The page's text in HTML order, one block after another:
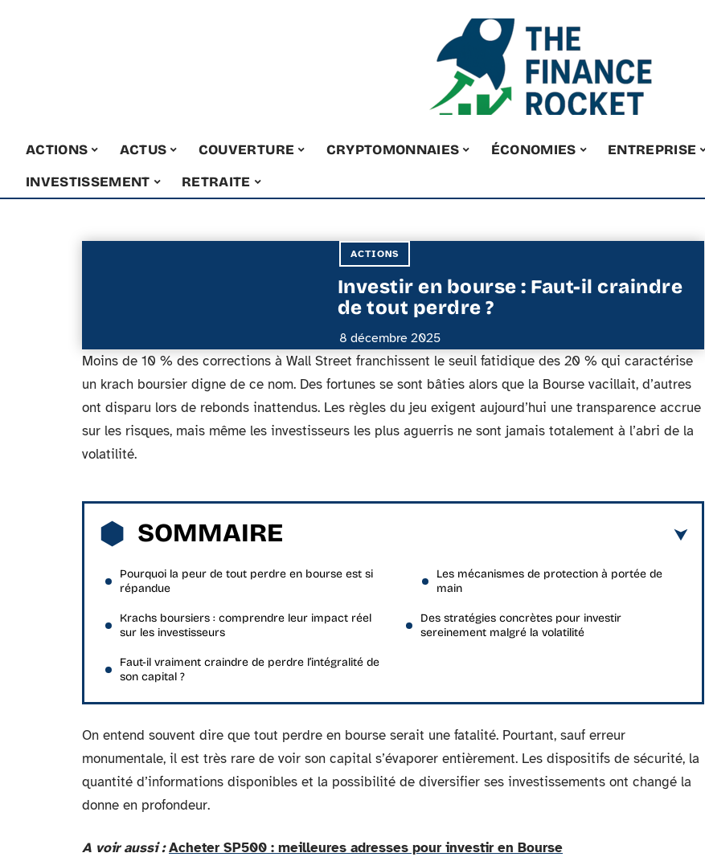
ACTIONS ACTUS COUVERTURE CRYPTOMONNAIES ÉCONOMIES ENTREPRISE
INVESTISSEMENT
RETRAITE
ACTIONS
Investir en bourse : Faut-il craindre
de tout perdre ?
8 décembre 2025
Moins de 10 % des corrections à Wall Street franchissent le seuil fatidique des 20 % qui caractérise
un krach boursier digne de ce nom. Des fortunes se sont bâties alors que la Bourse vacillait, d’autres
ont disparu lors de rebonds inattendus. Les règles du jeu exigent aujourd’hui une transparence accrue
sur les risques, mais même les investisseurs les plus aguerris ne sont jamais totalement à l’abri de la
volatilité.
SOMMAIRE
Pourquoi la peur de tout perdre en bourse est si
répandue
Krachs boursiers : comprendre leur impact réel
sur les investisseurs
Faut-il vraiment craindre de perdre l’intégralité de
son capital ?
Les mécanismes de protection à portée de
main
Des stratégies concrètes pour investir
sereinement malgré la volatilité
On entend souvent dire que tout perdre en bourse serait une fatalité. Pourtant, sauf erreur
monumentale, il est très rare de voir son capital s’évaporer entièrement. Les dispositifs de sécurité, la
quantité d’informations disponibles et la possibilité de diversifier ses investissements ont changé la
donne en profondeur.
A voir aussi : Acheter SP500 : meilleures adresses pour investir en Bourse